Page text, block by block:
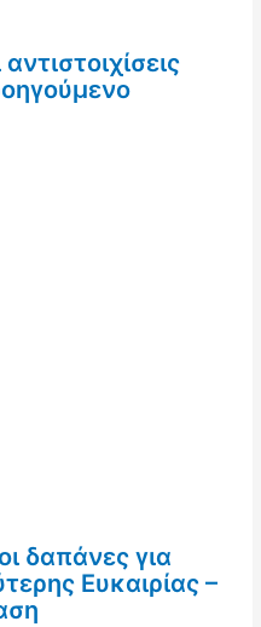
δαπάνες για
Ευκαιρίας –